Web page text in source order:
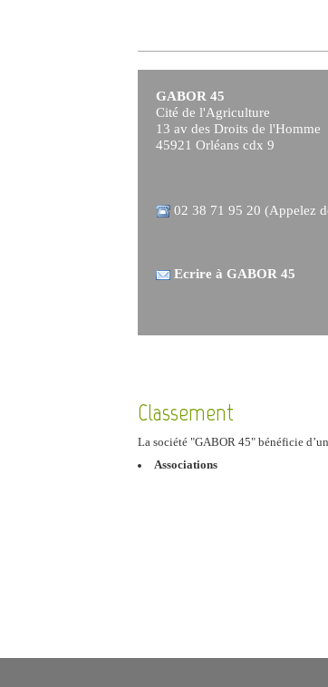
GABOR 45
Cité de l'Agriculture
13 av des Droits de l'Homme
45921 Orléans cdx 9
02 38 71 95 20 (Appelez
Ecrire à GABOR 45
Classement
La société "GABOR 45" bénéficie
Associations